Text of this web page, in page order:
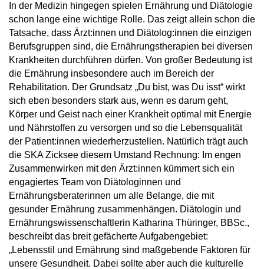
In der Medizin hingegen spielen Ernährung und Diätologie
schon lange eine wichtige Rolle. Das zeigt allein schon die
Tatsache, dass Ärzt:innen und Diätolog:innen die einzigen
Berufsgruppen sind, die Ernährungstherapien bei diversen
Krankheiten durchführen dürfen. Von großer Bedeutung ist
die Ernährung insbesondere auch im Bereich der
Rehabilitation. Der Grundsatz „Du bist, was Du isst“ wirkt
sich eben besonders stark aus, wenn es darum geht,
Körper und Geist nach einer Krankheit optimal mit Energie
und Nährstoffen zu versorgen und so die Lebensqualität
der Patient:innen wiederherzustellen. Natürlich trägt auch
die SKA Zicksee diesem Umstand Rechnung: Im engen
Zusammenwirken mit den Ärzt:innen kümmert sich ein
engagiertes Team von Diätologinnen und
Ernährungsberaterinnen um alle Belange, die mit
gesunder Ernährung zusammenhängen. Diätologin und
Ernährungswissenschaftlerin Katharina Thüringer, BBSc.,
beschreibt das breit gefächerte Aufgabengebiet:
„Lebensstil und Ernährung sind maßgebende Faktoren für
unsere Gesundheit. Dabei sollte aber auch die kulturelle